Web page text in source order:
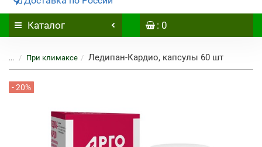
Каталог : 0
... При климаксе Ледипан-Кардио, капсулы 60 шт
- 20%